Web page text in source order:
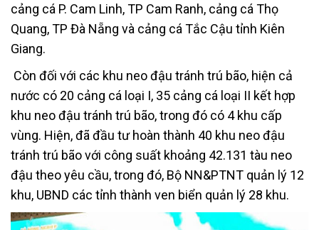
cảng cá P. Cam Linh, TP Cam Ranh, cảng cá Thọ
Quang, TP Đà Nẵng và cảng cá Tắc Cậu tỉnh Kiên
Giang.
Còn đối với các khu neo đậu tránh trú bão, hiện cả
nước có 20 cảng cá loại I, 35 cảng cá loại II kết hợp
khu neo đậu tránh trú bão, trong đó có 4 khu cấp
vùng. Hiện, đã đầu tư hoàn thành 40 khu neo đậu
tránh trú bão với công suất khoảng 42.131 tàu neo
đậu theo yêu cầu, trong đó, Bộ NN&PTNT quản lý 12
khu, UBND các tỉnh thành ven biển quản lý 28 khu.